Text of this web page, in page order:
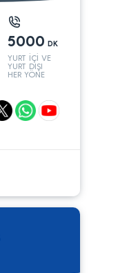
5000 DK
YURT İÇİ VE
YURT DIŞI
HER YÖNE